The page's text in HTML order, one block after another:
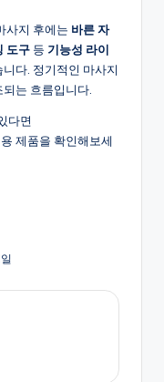
사지 후에는 바른 자
도구 등 기능성 라이
다. 정기적인 마사지
되는 흐름입니다.
다면
제품을 확인해보세